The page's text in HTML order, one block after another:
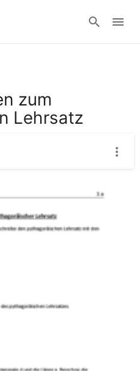
Lehrsatz
zum
Lehrsatz